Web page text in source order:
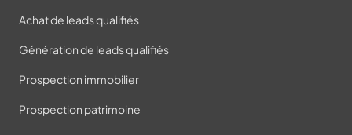
Achat de leads qualifiés
Génération de leads qualifiés
Prospection immobilier
Prospection patrimoine